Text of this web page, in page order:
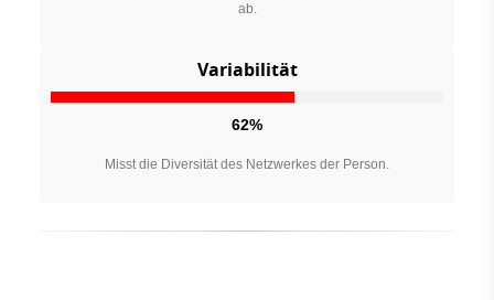
ab.
Variabilität
62%
Misst die Diversität des Netzwerkes der Person.